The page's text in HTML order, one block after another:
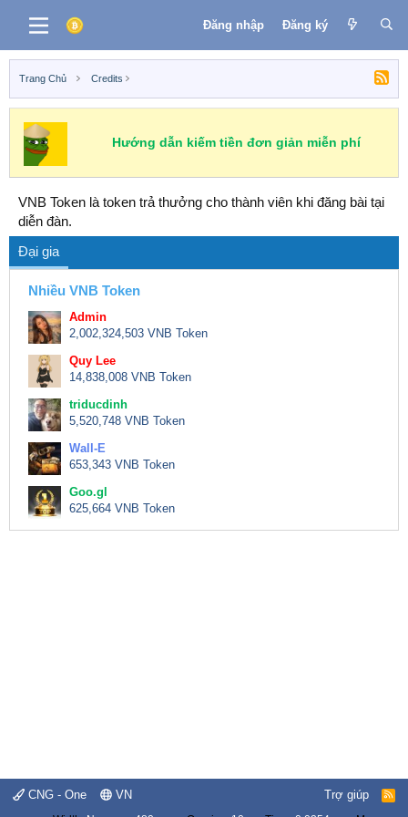
Đăng nhập Đăng ký
Trang Chủ Credits
Hướng dẫn kiếm tiền đơn giản miễn phí
VNB Token là token trả thưởng cho thành viên khi đăng bài tại
diễn đàn.
Đại gia
Nhiều VNB Token
Admin
2,002,324,503 VNB Token
Quy Lee
14,838,008 VNB Token
triducdinh
5,520,748 VNB Token
Wall-E
653,343 VNB Token
Goo.gl
625,664 VNB Token
CNG - One VN Trợ giúp
R